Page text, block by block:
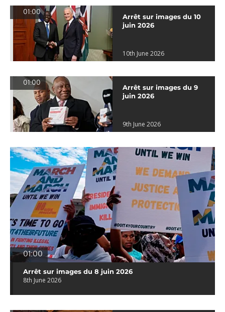
01:00
Arrêt sur images du 10
juin 2026
10th June 2026
01:00
Arrêt sur images du 9
juin 2026
9th June 2026
01:00
Arrêt sur images du 8 juin 2026
8th June 2026